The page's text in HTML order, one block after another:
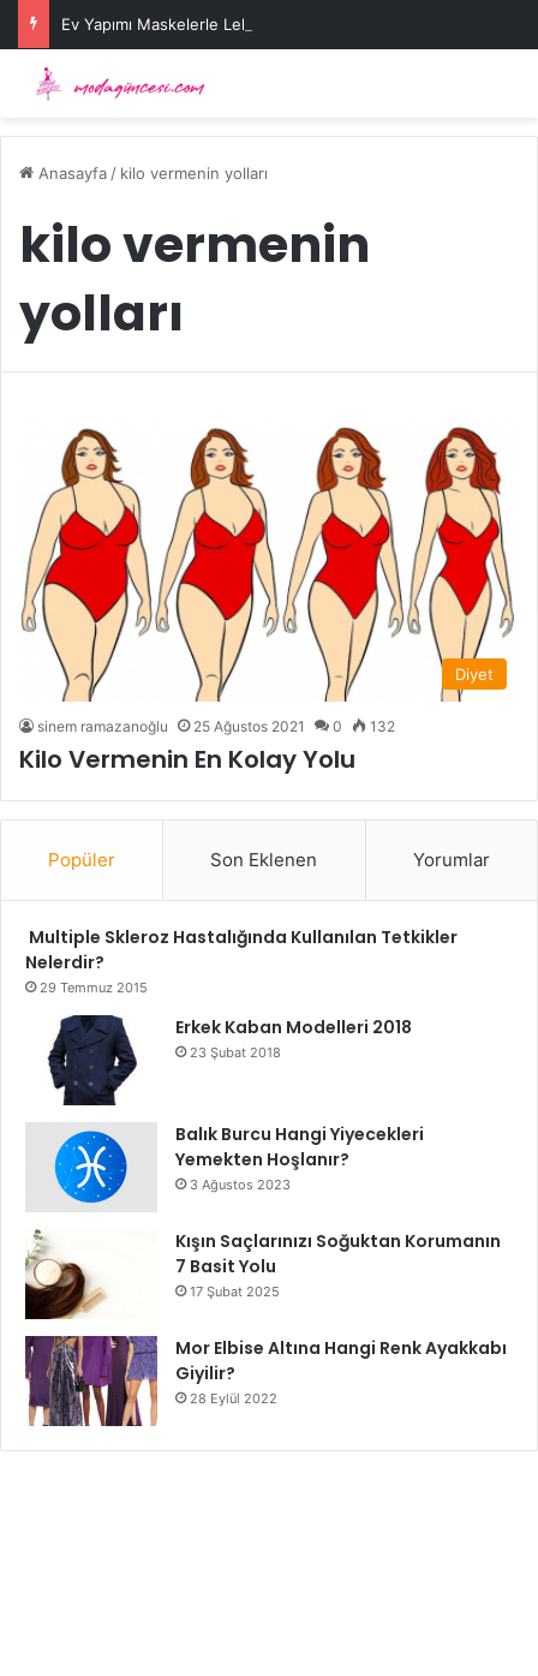
Ev Yapımı Maskelerle Leke Sorununa Çözüm Önerileri
Anasayfa / kilo vermenin yolları
kilo vermenin
yolları
Diyet
sinem ramazanoğlu 25 Ağustos 2021 0 132
Kilo Vermenin En Kolay Yolu
Popüler Son Eklenen Yorumlar
Multiple Skleroz Hastalığında Kullanılan Tetkikler
Nelerdir?
29 Temmuz 2015
Erkek Kaban Modelleri 2018
23 Şubat 2018
Balık Burcu Hangi Yiyecekleri
Yemekten Hoşlanır?
3 Ağustos 2023
Kışın Saçlarınızı Soğuktan Korumanın
7 Basit Yolu
17 Şubat 2025
Mor Elbise Altına Hangi Renk Ayakkabı
Giyilir?
28 Eylül 2022